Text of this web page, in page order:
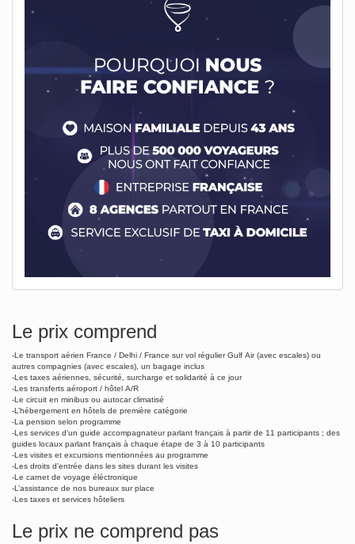
Le prix comprend
-Le transport aérien France / Delhi / France sur vol régulier Gulf Air (avec escales) ou
autres compagnies (avec escales), un bagage inclus
-Les taxes aériennes, sécurité, surcharge et solidarité à ce jour
-Les transferts aéroport / hôtel A/R
-Le circuit en minibus ou autocar climatisé
-L’hébergement en hôtels de première catégorie
-La pension selon programme
-Les services d'un guide accompagnateur parlant français à partir de 11 participants ; des
guides locaux parlant français à chaque étape de 3 à 10 participants
-Les visites et excursions mentionnées au programme
-Les droits d’entrée dans les sites durant les visites
-Le carnet de voyage éléctronique
-L’assistance de nos bureaux sur place
-Les taxes et services hôteliers
Le prix ne comprend pas